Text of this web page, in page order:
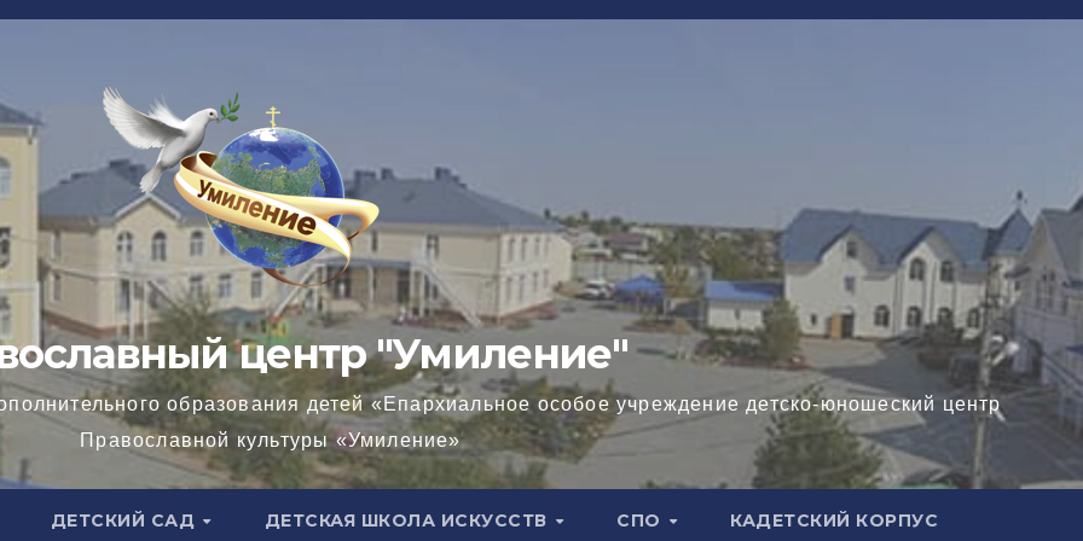
центр "Умиление"
образования детей «Епархиальное особое учреждение детско-юношеский центр
Православной культуры «Умиление»
ДЕТСКИЙ САД ДЕТСКАЯ ШКОЛА ИСКУССТВ СПО КАДЕТСКИЙ КОРПУС